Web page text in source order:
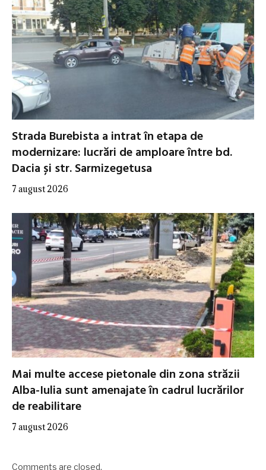
Strada Burebista a intrat în etapa de
modernizare: lucrări de amploare între bd.
Dacia și str. Sarmizegetusa
7 august 2026
Mai multe accese pietonale din zona străzii
Alba-Iulia sunt amenajate în cadrul lucrărilor
de reabilitare
7 august 2026
Comments are closed.